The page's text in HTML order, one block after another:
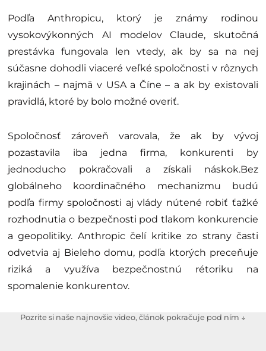
Podľa Anthropicu, ktorý je známy rodinou
vysokovýkonných AI modelov Claude, skutočná
prestávka fungovala len vtedy, ak by sa na nej
súčasne dohodli viaceré veľké spoločnosti v rôznych
krajinách – najmä v USA a Číne – a ak by existovali
pravidlá, ktoré by bolo možné overiť.
Spoločnosť zároveň varovala, že ak by vývoj
pozastavila iba jedna firma, konkurenti by
jednoducho pokračovali a získali náskok.Bez
globálneho koordinačného mechanizmu budú
podľa firmy spoločnosti aj vlády nútené robiť ťažké
rozhodnutia o bezpečnosti pod tlakom konkurencie
a geopolitiky. Anthropic čelí kritike zo strany časti
odvetvia aj Bieleho domu, podľa ktorých preceňuje
riziká a využíva bezpečnostnú rétoriku na
spomalenie konkurentov.
Pozrite si naše najnovšie video, článok pokračuje pod ním ↓